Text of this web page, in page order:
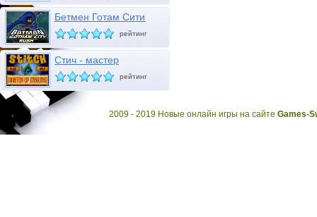
Бетмен Готам Сити
рейтинг
Стич - мастер
маскировки
рейтинг
2009 - 2019 Новые онлайн игры на сайте Games-